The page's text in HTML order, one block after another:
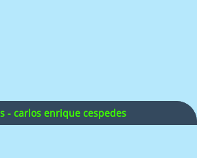
- carlos enrique cespedes